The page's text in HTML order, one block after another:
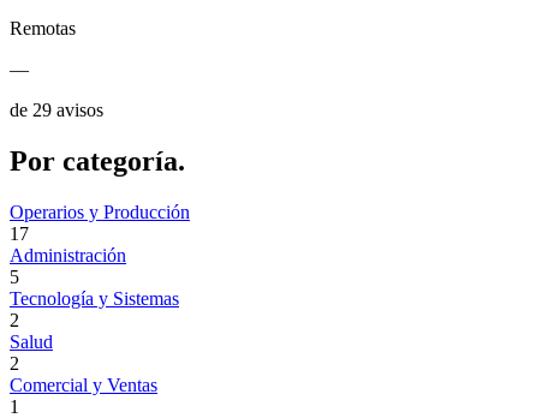
Remotas
—
de 29 avisos
Por categoría.
Operarios y Producción
17
Administración
5
Tecnología y Sistemas
2
Salud
2
Comercial y Ventas
1